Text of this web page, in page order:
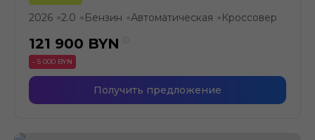
2026 ●2.0 ● Бензин ●Автоматическая ● Кроссовер
121 900 BYN
- 5 000 BYN
Получить предложение